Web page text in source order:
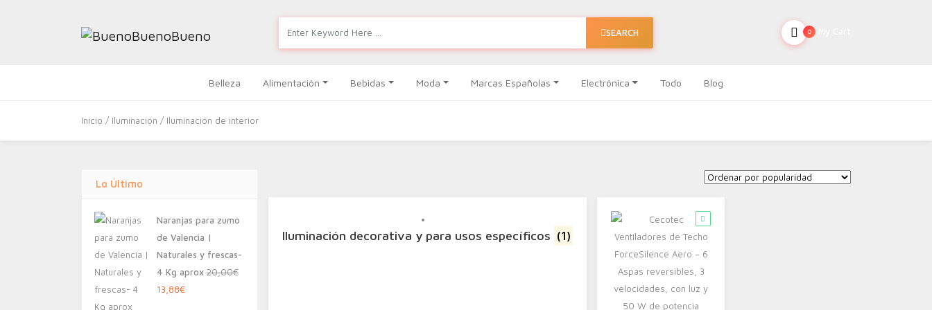
SEARCH 0
Belleza Alimentación Bebidas Moda Marcas Españolas Electrónica Todo Blog
Inicio / Iluminación / Iluminación de interior
Lo Último
Naranjas para zumo
de Valencia |
Naturales y frescas-
4 Kg aprox 20,00€
El
13,88€El
Iluminación decorativa y para usos específicos (1)